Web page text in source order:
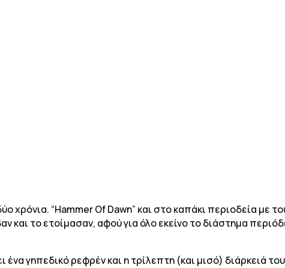
χρόνια. “Hammer Of Dawn” και στο καπάκι περιοδεία με
και το ετοίμασαν, αφού για όλο εκείνο το διάστημα
γηπεδικό ρεφρέν και η τρίλεπτη (και μισό) διάρκειά